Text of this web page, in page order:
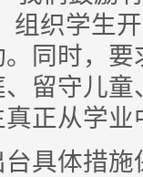
组织学生
同时，
留守儿
正从学
体措施